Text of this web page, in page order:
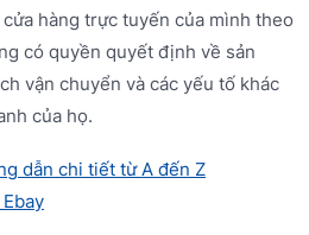
hàng trực tuyến của mình theo
có quyền quyết định về sản
vận chuyển và các yếu tố khác
của họ.
dẫn chi tiết từ A đến Z